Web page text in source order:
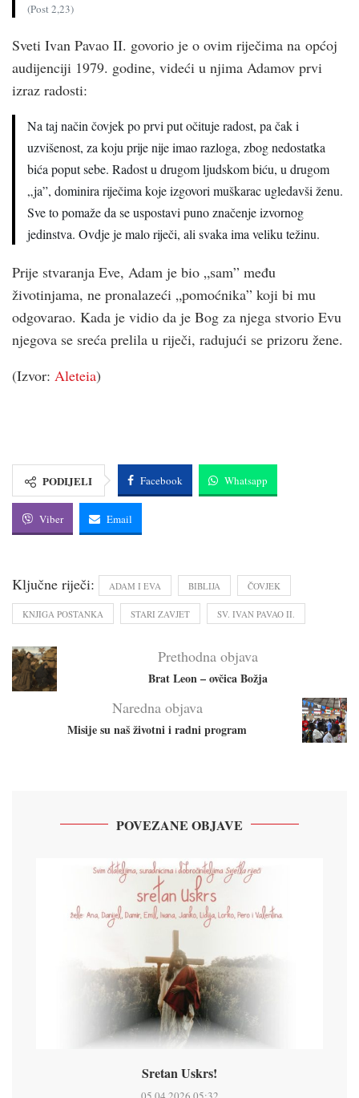
(Post 2,23)
Sveti Ivan Pavao II. govorio je o ovim riječima na općoj
audijenciji 1979. godine, videći u njima Adamov prvi
izraz radosti:
Na taj način čovjek po prvi put očituje radost, pa čak i
uzvišenost, za koju prije nije imao razloga, zbog nedostatka
bića poput sebe. Radost u drugom ljudskom biću, u drugom
„ja”, dominira riječima koje izgovori muškarac ugledavši ženu.
Sve to pomaže da se uspostavi puno značenje izvornog
jedinstva. Ovdje je malo riječi, ali svaka ima veliku težinu.
Prije stvaranja Eve, Adam je bio „sam” među
životinjama, ne pronalazeći „pomoćnika” koji bi mu
odgovarao. Kada je vidio da je Bog za njega stvorio Evu
njegova se sreća prelila u riječi, radujući se prizoru žene.
(Izvor: Aleteia)
PODIJELI Facebook Whatsapp
Viber Email
Ključne riječi: ADAM I EVA BIBLIJA ČOVJEK
KNJIGA POSTANKA STARI ZAVJET SV. IVAN PAVAO II.
Prethodna objava
Brat Leon – ovčica Božja
Naredna objava
Misije su naš životni i radni program
POVEZANE OBJAVE
Sretan Uskrs!